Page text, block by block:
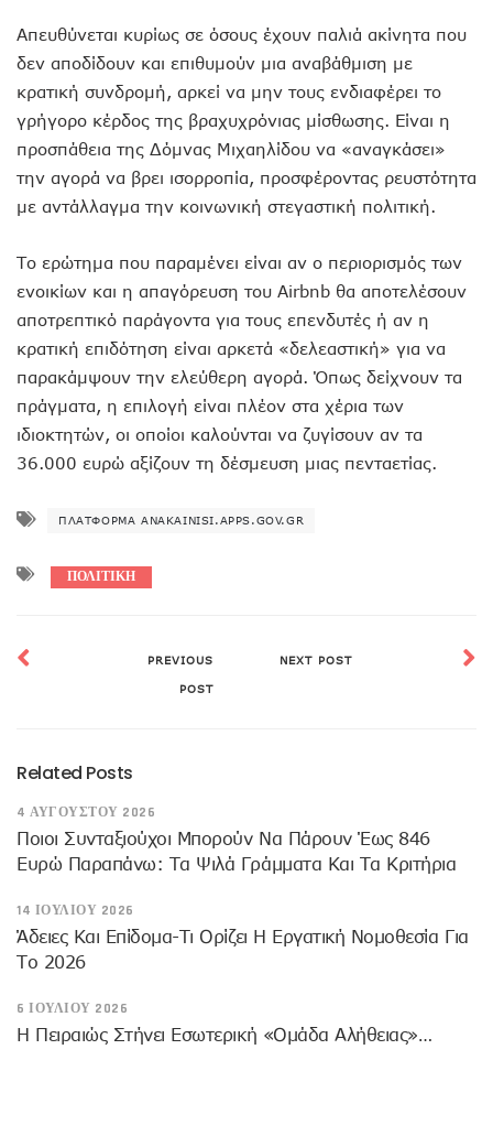
Απευθύνεται κυρίως σε όσους έχουν παλιά ακίνητα που
δεν αποδίδουν και επιθυμούν μια αναβάθμιση με
κρατική συνδρομή, αρκεί να μην τους ενδιαφέρει το
γρήγορο κέρδος της βραχυχρόνιας μίσθωσης. Είναι η
προσπάθεια της Δόμνας Μιχαηλίδου να «αναγκάσει»
την αγορά να βρει ισορροπία, προσφέροντας ρευστότητα
με αντάλλαγμα την κοινωνική στεγαστική πολιτική.
Το ερώτημα που παραμένει είναι αν ο περιορισμός των
ενοικίων και η απαγόρευση του Airbnb θα αποτελέσουν
αποτρεπτικό παράγοντα για τους επενδυτές ή αν η
κρατική επιδότηση είναι αρκετά «δελεαστική» για να
παρακάμψουν την ελεύθερη αγορά. Όπως δείχνουν τα
πράγματα, η επιλογή είναι πλέον στα χέρια των
ιδιοκτητών, οι οποίοι καλούνται να ζυγίσουν αν τα
36.000 ευρώ αξίζουν τη δέσμευση μιας πενταετίας.
ΠΛΑΤΦΌΡΜΑ ANAKAINISI.APPS.GOV.GR
ΠΟΛΙΤΙΚΗ
PREVIOUS
POST
NEXT POST
Related Posts
4 ΑΥΓΟΎΣΤΟΥ 2026
Ποιοι Συνταξιούχοι Μπορούν Να Πάρουν Έως 846
Ευρώ Παραπάνω: Τα Ψιλά Γράμματα Και Τα Κριτήρια
14 ΙΟΥΛΊΟΥ 2026
Άδειες Και Επίδομα-Τι Ορίζει Η Εργατική Νομοθεσία Για
Το 2026
6 ΙΟΥΛΊΟΥ 2026
Η Πειραιώς Στήνει Εσωτερική «Ομάδα Αλήθειας»…